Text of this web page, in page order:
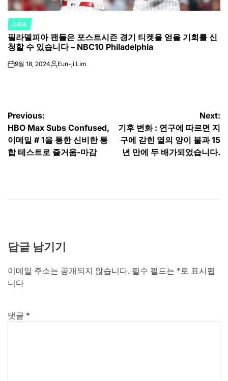
POSTED
IN
스포츠
필라델피아 팬들은 포스트시즌 경기 티켓을 얻을 기회를 신
청할 수 있습니다 – NBC10 Philadelphia
on9월 18, 2024Posted
Eun-ji Lim
글
탐
색
Previous:
HBO Max Subs Confused,
이메일 # 1을 통한 신비한 통
합 테스트로 즐거움-마감
Next:
기후 변화 : 연구에 따르면 지
구에 갇힌 열의 양이 불과 15
년 만에 두 배가되었습니다.
답글 남기기
이메일 주소는 공개되지 않습니다. 필수 필드는 *로 표시됩
니다
댓글 *